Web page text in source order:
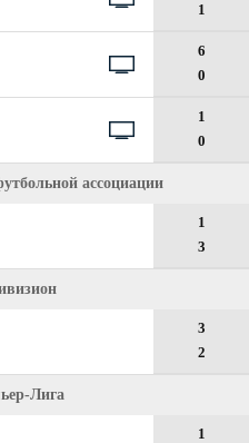
1
6
0
1
0
ассоциации
1
3
3
2
Лига
1